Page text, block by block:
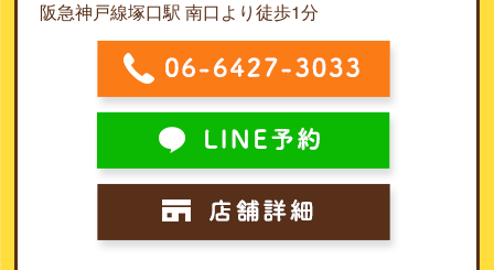
阪急神戸線塚口駅 南口より徒歩1分